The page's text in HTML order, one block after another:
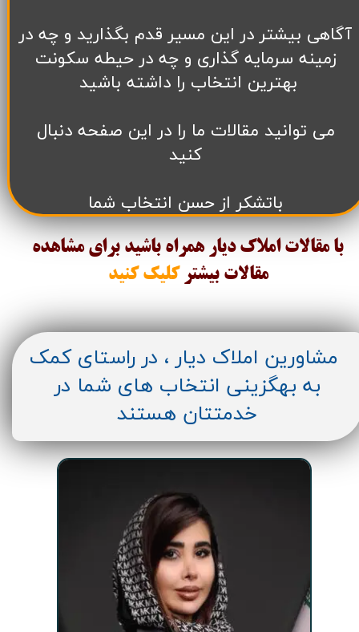
آگاهی بیشتر در این مسیر قدم بگذارید و چه در
زمینه سرمایه گذاری و چه در حیطه سکونت
بهترین انتخاب را داشته باشید
می توانید مقالات ما را در این صفحه دنبال
کنید
باتشکر از حسن انتخاب شما
با مقالات املاک دیار همراه باشید برای مشاهده
مقالات بیشتر کلیک کنید
مشاورین املاک دیار ، در راستای کمک
به بهگزینی انتخاب های شما در
خدمتتان هستند